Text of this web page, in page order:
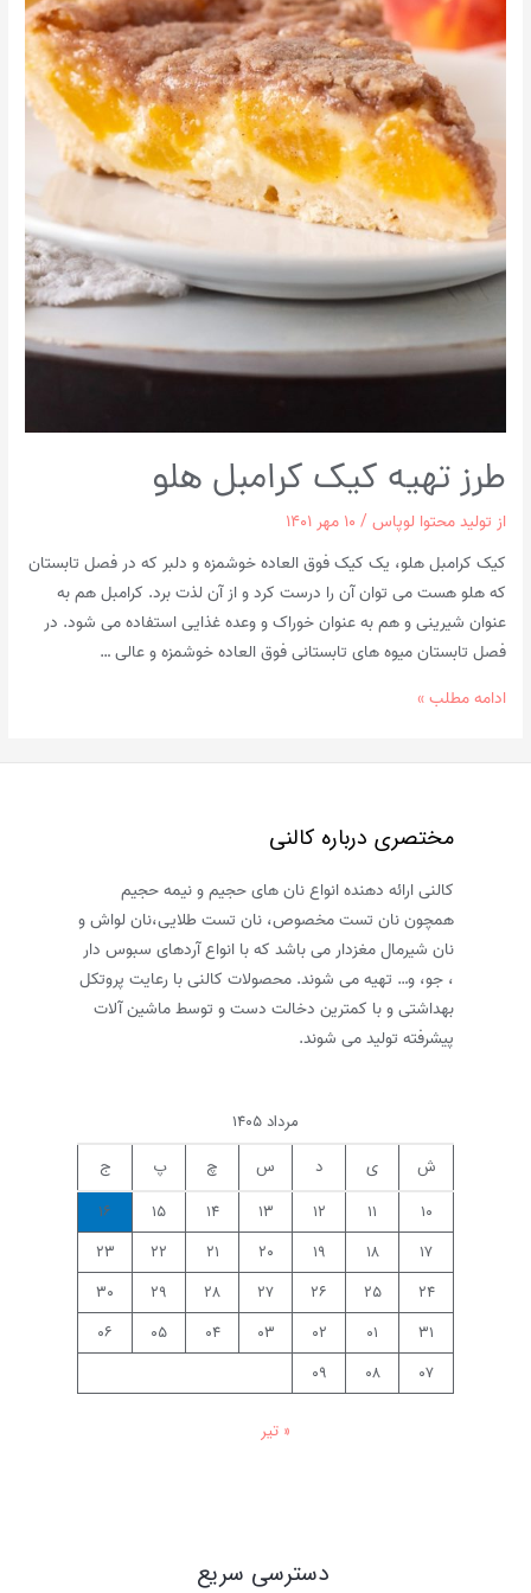
طرز تهیه کیک کرامبل هلو
از تولید محتوا لوپاس/ ۱۰ مهر ۱۴۰۱
کیک کرامبل هلو، یک کیک فوق العاده خوشمزه و دلبر که در فصل تابستان
که هلو هست می‌ توان آن را درست کرد و از آن لذت برد. کرامبل هم به
عنوان شیرینی و هم به عنوان خوراک و وعده غذایی استفاده می شود. در
فصل تابستان میوه های تابستانی فوق العاده خوشمزه و عالی …
طرز
ادامه مطلب »
مختصری درباره کالنی
کالنی ارائه دهنده انواع نان های حجیم و نیمه حجیم
همچون نان تست مخصوص، نان تست طلایی،نان لواش و
نان شیرمال مغزدار می باشد که با انواع آردهای سبوس دار
، جو، و… تهیه می شوند. محصولات کالنی با رعایت پروتکل
بهداشتی و با کمترین دخالت دست و توسط ماشین آلات
پیشرفته تولید می شوند.
مرداد ۱۴۰۵
ش
ی د س چ پ
ج
۱۰
۱۱ ۱۲ ۱۳ ۱۴ ۱۵
۱۶
۱۷
۱۸ ۱۹ ۲۰ ۲۱ ۲۲
۲۳
۲۴
۲۵ ۲۶ ۲۷ ۲۸ ۲۹
۳۰
۳۱
۰۱ ۰۲ ۰۳ ۰۴ ۰۵
۰۶
۰۷
۰۸ ۰۹
« تیر
دسترسی سریع